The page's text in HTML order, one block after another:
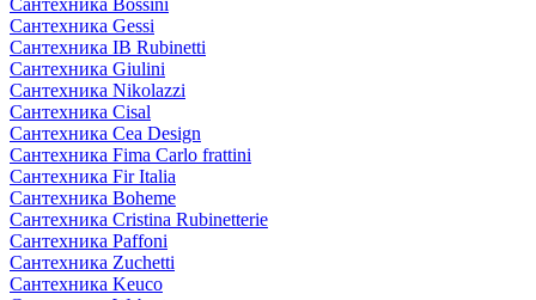
Сантехника Bossini
Сантехника Gessi
Сантехника IB Rubinetti
Сантехника Giulini
Сантехника Nikolazzi
Сантехника Cisal
Сантехника Cea Design
Сантехника Fima Carlo frattini
Сантехника Fir Italia
Сантехника Boheme
Сантехника Cristina Rubinetterie
Сантехника Paffoni
Сантехника Zuchetti
Сантехника Keuco